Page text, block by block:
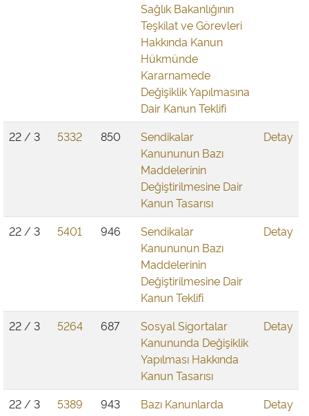
Sağlık Bakanlığının
Teşkilat ve Görevleri
Hakkında Kanun
Hükmünde
Kararnamede
Değişiklik Yapılmasına
Dair Kanun Teklifi
22 / 3 5332 850
Sendikalar
Kanununun Bazı
Maddelerinin
Değiştirilmesine Dair
Kanun Tasarısı
Detay
22 / 3 5401 946
Sendikalar
Kanununun Bazı
Maddelerinin
Değiştirilmesine Dair
Kanun Teklifi
Detay
22 / 3 5264 687
Sosyal Sigortalar
Kanununda Değişiklik
Yapılması Hakkında
Kanun Tasarısı
Detay
22 / 3 5389 943
Bazı Kanunlarda
Detay